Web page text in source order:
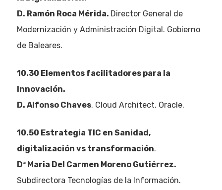
D. Ramón Roca Mérida. Director General de
Modernización y Administración Digital. Gobierno
de Baleares.
10.30 Elementos facilitadores para la
Innovación.
D. Alfonso Chaves. Cloud Architect. Oracle.
10.50 Estrategia TIC en Sanidad,
digitalización vs transformación.
Dª Maria Del Carmen Moreno Gutiérrez.
Subdirectora Tecnologías de la Información.